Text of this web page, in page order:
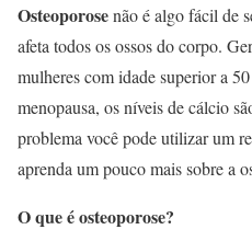
Osteoporosenão é algo fácil de
afeta todos os ossos do corpo.
mulheres com idade superior a
menopausa, os níveis de cálcio
problema você pode utilizar um
aprenda um pouco mais sobre a
O que é osteoporose?